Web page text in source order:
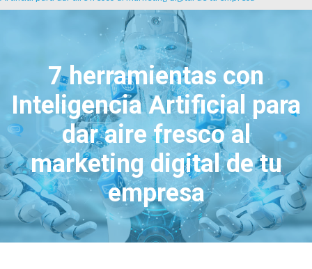
7 herramientas con
Inteligencia Artificial para
dar aire fresco al
marketing digital de tu
empresa